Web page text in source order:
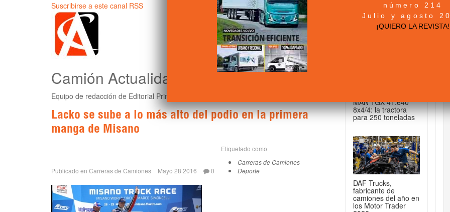
Suscribirse a este canal RSS
Camión Actualidad
Equipo de redacción de Editorial Primera Linea para la Web de CamionActualidad.es
Lacko se sube a lo más alto del podio en la primera
manga de Misano
Publicado en Carreras de Camiones Mayo 28 2016 0
Etiquetado como
Carreras de Camiones
Deporte
+ NOTICIAS...
MAN TGX 41.640
8x4/4: la tractora
para 250 toneladas
DAF Trucks,
fabricante de
camiones del año en
los Motor Trader
número 214
Julio y agosto
¡QUIERO LA REVISTA!